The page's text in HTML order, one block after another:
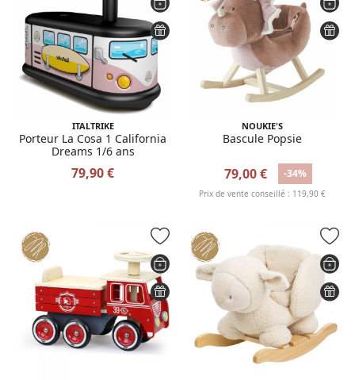
ITALTRIKE
Porteur La Cosa 1 California
Dreams 1/6 ans
79,90 €
NOUKIE'S
Bascule Popsie
79,00 € -34%
Prix de vente conseillé : 119,90 €